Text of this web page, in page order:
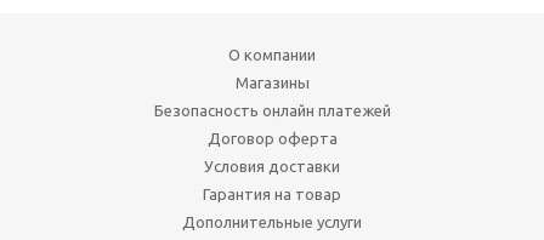
О компании
Магазины
Безопасность онлайн платежей
Договор оферта
Условия доставки
Гарантия на товар
Дополнительные услуги